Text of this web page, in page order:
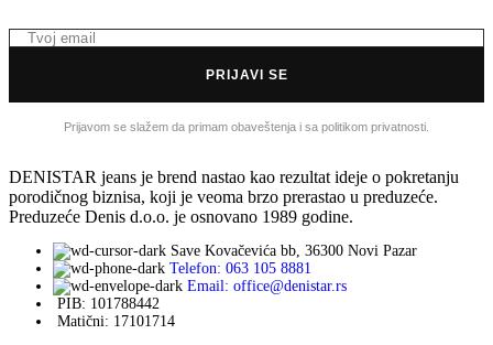
PRIJAVI SE
Prijavom se slažem da primam obaveštenja i sa politikom privatnosti.
DENISTAR jeans je brend nastao kao rezultat ideje o pokretanju
porodičnog biznisa, koji je veoma brzo prerastao u preduzeće.
Preduzeće Denis d.o.o. je osnovano 1989 godine.
Save Kovačevića bb, 36300 Novi Pazar
Telefon: 063 105 8881
Email: office@denistar.rs
PIB: 101788442
Matični: 17101714